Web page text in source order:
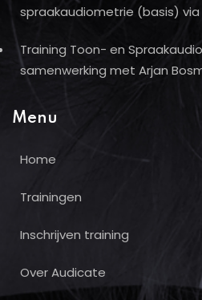
spraakaudiometrie (basis) via
Training Toon- en
samenwerking met Arjan
Menu
Home
Trainingen
Inschrijven training
Over Audicate